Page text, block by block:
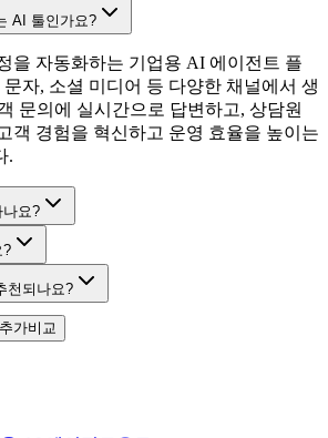
AI 툴인가요?
을 자동화하는 기업용 AI 에이전트 플
자, 소셜 미디어 등 다양한 채널에서 생
문의에 실시간으로 답변하고, 상담원
객 경험을 혁신하고 운영 효율을 높이는
.
요?
?
천되나요?
가비교